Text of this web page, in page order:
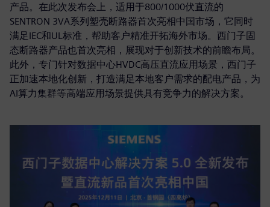
产品。在此次发布会上，适用于800/1000伏直流的
SENTRON 3VA系列塑壳断路器首次亮相中国市场，它同时
满足IEC和UL标准，帮助客户精准开拓海外市场。西门子固
态断路器产品也首次亮相，展现对于创新技术的前瞻布局。
此外，专门针对数据中心HVDC高压直流应用场景，西门子
正加速本地化创新，打造满足本地客户需求的配电产品，为
AI算力集群等高端应用场景提供具有竞争力的解决方案。